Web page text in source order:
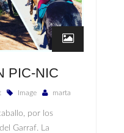
PIC-NIC
Image marta
por los
Garraf. La